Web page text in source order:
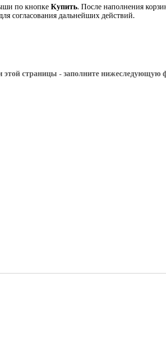
по кнопке Купить. После наполнения
согласования дальнейших действий.
этой страницы - заполните